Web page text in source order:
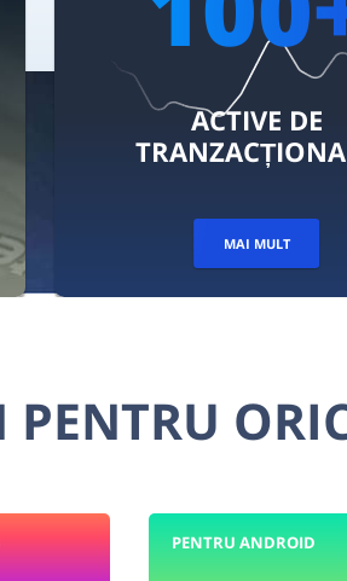
PENTRU
PENTRU ANDROID